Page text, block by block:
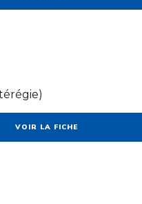
VOIR LA FICHE